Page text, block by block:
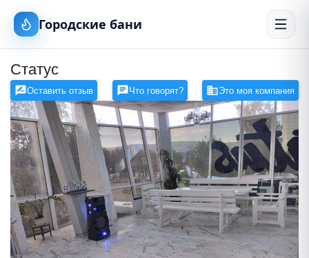
Городские бани
Статус
Оставить отзыв Что говорят? Это моя компания